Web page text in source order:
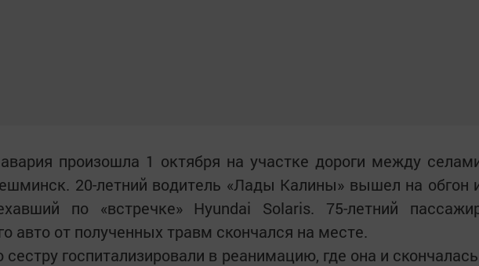
произошла 1 октября на участке дороги между
20-летний водитель «Лады Калины» вышел на обгон
по «встречке» Hyundai Solaris. 75-летний
авто от полученных травм скончался на месте.
госпитализировали в реанимацию, где она и